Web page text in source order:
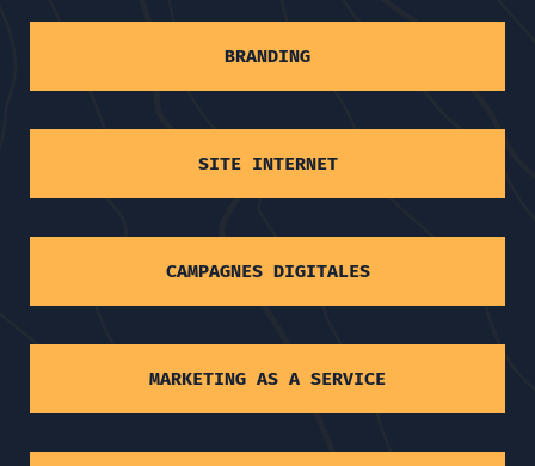
BRANDING
SITE INTERNET
CAMPAGNES DIGITALES
MARKETING AS A SERVICE